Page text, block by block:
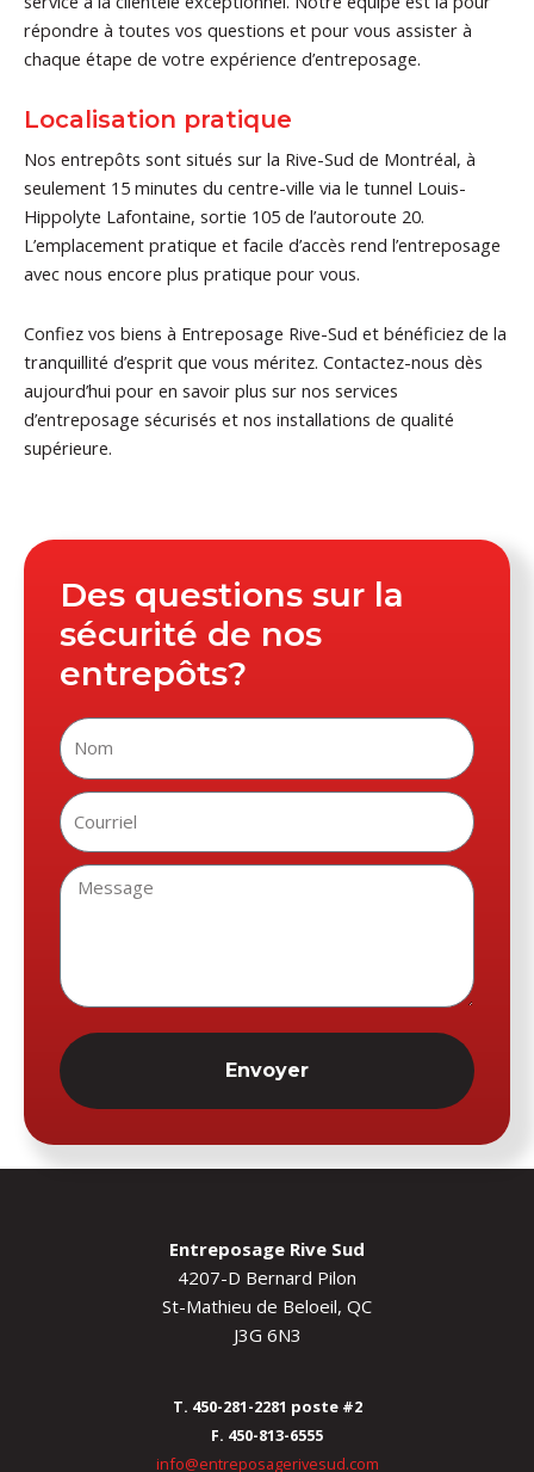
répondre à toutes vos questions et pour vous assister à
chaque étape de votre expérience d’entreposage.
Localisation pratique
Nos entrepôts sont situés sur la Rive-Sud de Montréal, à
seulement 15 minutes du centre-ville via le tunnel Louis-
Hippolyte Lafontaine, sortie 105 de l’autoroute 20.
L’emplacement pratique et facile d’accès rend l’entreposage
avec nous encore plus pratique pour vous.
Confiez vos biens à Entreposage Rive-Sud et bénéficiez de la
tranquillité d’esprit que vous méritez. Contactez-nous dès
aujourd’hui pour en savoir plus sur nos services
d’entreposage sécurisés et nos installations de qualité
supérieure.
Des questions sur la
sécurité de nos
entrepôts?
Envoyer
Entreposage Rive Sud
4207-D Bernard Pilon
St-Mathieu de Beloeil, QC
J3G 6N3
T. 450-281-2281 poste #2
F. 450-813-6555
info@entreposagerivesud.com